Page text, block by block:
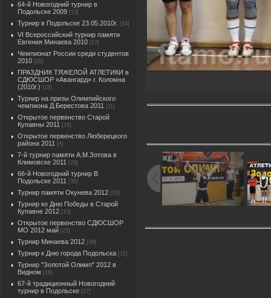
64-й Новогодний турнир в
Подольске 2009
[13]
Турнир в Подольске 23.05.2010г. [34]
VI Всероссийский турнир памяти
Евгения Минаева 2010 [27]
Чемпионат России среди студентов
2010 [28]
ПРАЗДНИК ТЯЖЕЛОЙ АТЛЕТИКИ в
СДЮСШОР «Авангард» г. Коломна
(2010г.)
[18]
Турнир на призы Олимпийского
чемпиона Д.Берестова 2011
[11]
Открытое первенство Старой
Купавны 2011
[18]
Открытое первенство Люберецкого
района 2011
[8]
7-й турнир памяти А.М.Зотова в
Климовске 2011
[29]
66-й Новогодний турнир В
Подольске 2011
[35]
Турнир памяти Окунева 2012 [55]
Турнир ко Дню Победы в Старой
Купавне 2012
[15]
Открытое первенство СДЮСШОР
МО 2012 май [25]
Турнир Минаева 2012 [39]
Турнир к Дню города Подольска [72]
Турнир "Золотой Олимп" 2012 в
Видном
[16]
67-й традиционный Новогодний
турнир в Подольске [27]